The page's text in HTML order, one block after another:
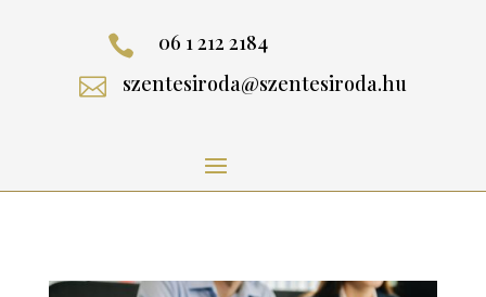
 06 1 212 2184
 szentesiroda@szentesiroda.hu